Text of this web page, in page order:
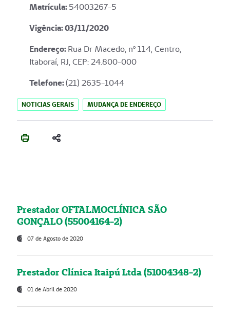
Matrícula:54003267-5
Vigência: 03/11/2020
Endereço:Rua Dr Macedo, nº 114, Centro,
Itaboraí, RJ, CEP: 24.800-000
Telefone:(21) 2635-1044
NOTICIAS GERAIS MUDANÇA DE ENDEREÇO
Prestador OFTALMOCLÍNICA SÃO
GONÇALO (55004164-2)
07 de Agosto de 2020
Prestador Clínica Itaipú Ltda (51004348-2)
01 de Abril de 2020